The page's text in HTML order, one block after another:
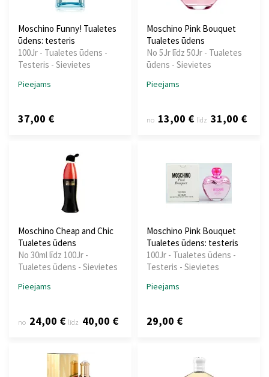
Moschino Funny! Tualetes
ūdens: testeris
100Jr - Tualetes ūdens -
Testeris - Sievietes
Pieejams
37,00 €
Moschino Pink Bouquet
Tualetes ūdens
No 5Jr līdz 50Jr - Tualetes
ūdens - Sievietes
Pieejams
no 13,00 € līdz 31,00 €
Moschino Cheap and Chic
Tualetes ūdens
No 30ml līdz 100Jr -
Tualetes ūdens - Sievietes
Pieejams
no 24,00 € līdz 40,00 €
Moschino Pink Bouquet
Tualetes ūdens: testeris
100Jr - Tualetes ūdens -
Testeris - Sievietes
Pieejams
29,00 €